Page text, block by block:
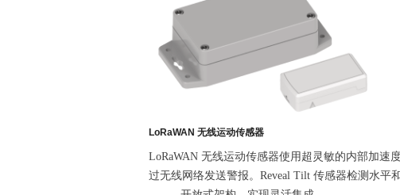
LoRaWAN 无线运动传感器
LoRaWAN 无线运动传感器使用超灵敏的内部加速
过无线网络发送警报。Reveal Tilt 传感器检测水平